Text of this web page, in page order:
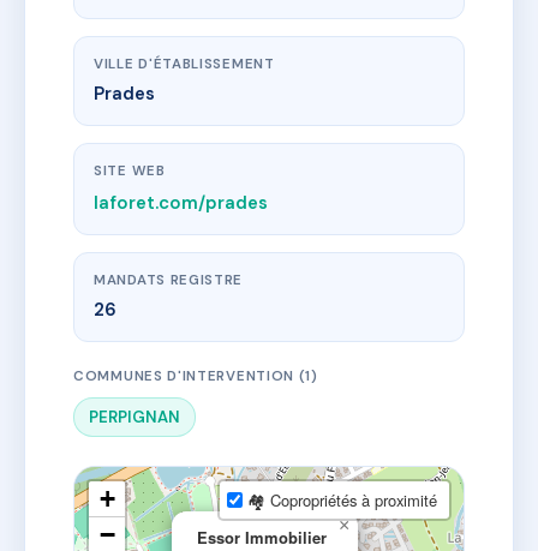
VILLE D'ÉTABLISSEMENT
Prades
SITE WEB
laforet.com/prades
MANDATS REGISTRE
26
COMMUNES D'INTERVENTION (1)
PERPIGNAN
Essor Immobilier
×
+
−
🏘 Copropriétés à proximité